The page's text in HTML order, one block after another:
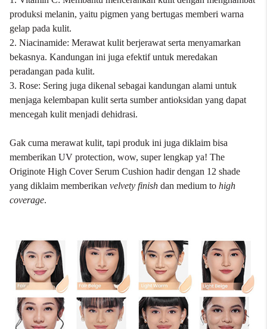
produksi melanin, yaitu pigmen yang bertugas memberi warna
gelap pada kulit.
2. Niacinamide: Merawat kulit berjerawat serta menyamarkan
bekasnya. Kandungan ini juga efektif untuk meredakan
peradangan pada kulit.
3. Rose: Sering juga dikenal sebagai kandungan alami untuk
menjaga kelembapan kulit serta sumber antioksidan yang dapat
mencegah kulit menjadi dehidrasi.
Gak cuma merawat kulit, tapi produk ini juga diklaim bisa
memberikan UV protection, wow, super lengkap ya! The
Originote High Cover Serum Cushion hadir dengan 12 shade
yang diklaim memberikan velvety finish dan medium to high
coverage.